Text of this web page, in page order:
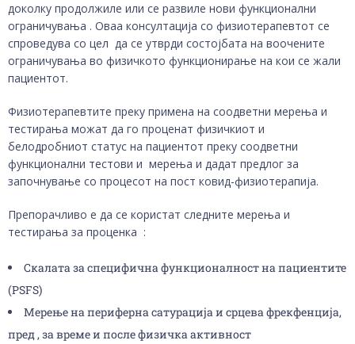
доколку продолжиле или се развиле нови функционални
ограничувања . Оваа консултација со физиотерапевтот се
спроведува со цел да се утврди состојбата на воочените
ограничувања во физичкото функционирање на кои се жали
пациентот.
Физиотерапевтите преку примена на соодветни мерења и
тестирања можат да го проценат физичкиот и
белодробниот статус на пациентот преку соодветни
функционални тестови и мерења и дадат предлог за
започнување со процесот на пост ковид-физиотерапија.
Препорачливо e да се користат следните мерења и
тестирања за проценка :
Скалата за специфична функционалност на пациентите
(PSFS)
Мерење на периферна сатурација и срцева фрекфенција,
пред , за време и после физичка активност